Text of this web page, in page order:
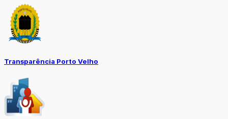
Transparência Porto Velho